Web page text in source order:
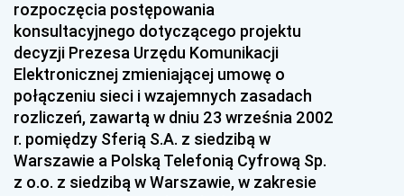
Materiałów Budowlanych
Dziennik Urzędowy Ministra Infrastruktury i Rozwoju
Dziennik Urzędowy Głównego Inspektoratu Ochrony
Środowiska
Dziennik Urzędowy Generalnej Dyrekcji Ochrony
Środowiska
Dziennik Urzędowy Ministerstwa Administracji,
rozpoczęcia postępowania
konsultacyjnego dotyczącego projektu
decyzji Prezesa Urzędu Komunikacji
Elektronicznej zmieniającej umowę o
połączeniu sieci i wzajemnych zasadach
rozliczeń, zawartą w dniu 23 września 2002
r. pomiędzy Sferią S.A. z siedzibą w
Warszawie a Polską Telefonią Cyfrową Sp.
z o.o. z siedzibą w Warszawie, w zakresie